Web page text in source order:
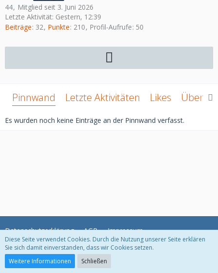
44
Mitglied seit 3. Juni 2026
Letzte Aktivität: Gestern, 12:39
Beiträge 32 Punkte 210 Profil-Aufrufe 50
Pinnwand Letzte Aktivitäten Likes Über
Es wurden noch keine Einträge an der Pinnwand verfasst.
Datenschutzerklärung AGB Impressum
Community-Software:
Diese Seite verwendet Cookies. Durch die Nutzung unserer Seite erklären
Sie sich damit einverstanden, dass wir Cookies setzen.
Weitere Informationen
Schließen